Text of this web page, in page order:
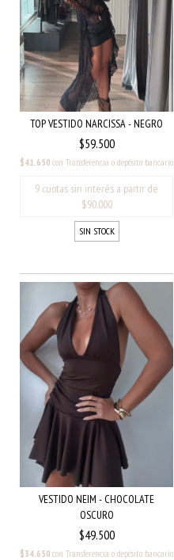
TOP VESTIDO NARCISSA - NEGRO
$59.500
$41.650 con Transferencia o depósito bancario
SIN STOCK
VESTIDO NEIM - CHOCOLATE
OSCURO
$49.500
$34.650 con Transferencia o depósito bancario